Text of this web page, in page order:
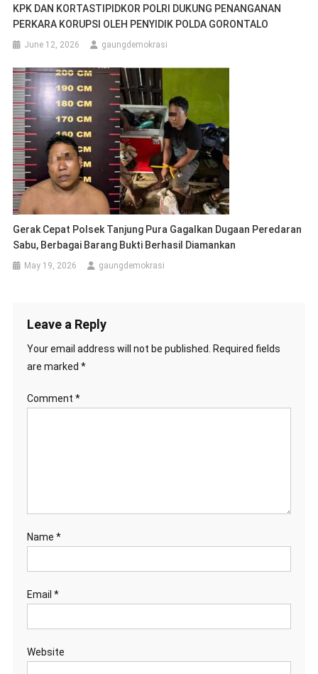
KPK DAN KORTASTIPIDKOR POLRI DUKUNG PENANGANAN
PERKARA KORUPSI OLEH PENYIDIK POLDA GORONTALO
June 12, 2026 gaungdemokrasi
Gerak Cepat Polsek Tanjung Pura Gagalkan Dugaan Peredaran
Sabu, Berbagai Barang Bukti Berhasil Diamankan
May 19, 2026 gaungdemokrasi
Leave a Reply
Your email address will not be published. Required fields
are marked *
Comment *
Name *
Email *
Website